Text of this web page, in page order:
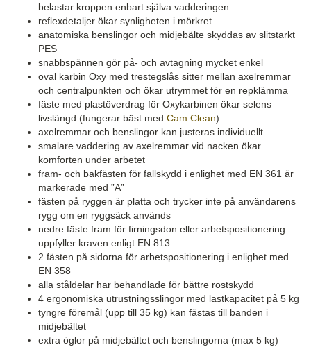
belastar kroppen enbart själva vadderingen
reflexdetaljer ökar synligheten i mörkret
anatomiska benslingor och midjebälte skyddas av slitstarkt
PES
snabbspännen gör på- och avtagning mycket enkel
oval karbin Oxy med trestegslås sitter mellan axelremmar
och centralpunkten och ökar utrymmet för en repklämma
fäste med plastöverdrag för Oxykarbinen ökar selens
livslängd (fungerar bäst med Cam Clean)
axelremmar och benslingor kan justeras individuellt
smalare vaddering av axelremmar vid nacken ökar
komforten under arbetet
fram- och bakfästen för fallskydd i enlighet med EN 361 är
markerade med ”A”
fästen på ryggen är platta och trycker inte på användarens
rygg om en ryggsäck används
nedre fäste fram för firningsdon eller arbetspositionering
uppfyller kraven enligt EN 813
2 fästen på sidorna för arbetspositionering i enlighet med
EN 358
alla ståldelar har behandlade för bättre rostskydd
4 ergonomiska utrustningsslingor med lastkapacitet på 5 kg
tyngre föremål (upp till 35 kg) kan fästas till banden i
midjebältet
extra öglor på midjebältet och benslingorna (max 5 kg)